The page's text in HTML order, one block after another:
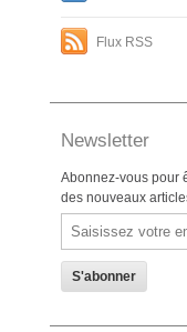
Flux RSS
Newsletter
Abonnez-vous pour
des nouveaux
Email